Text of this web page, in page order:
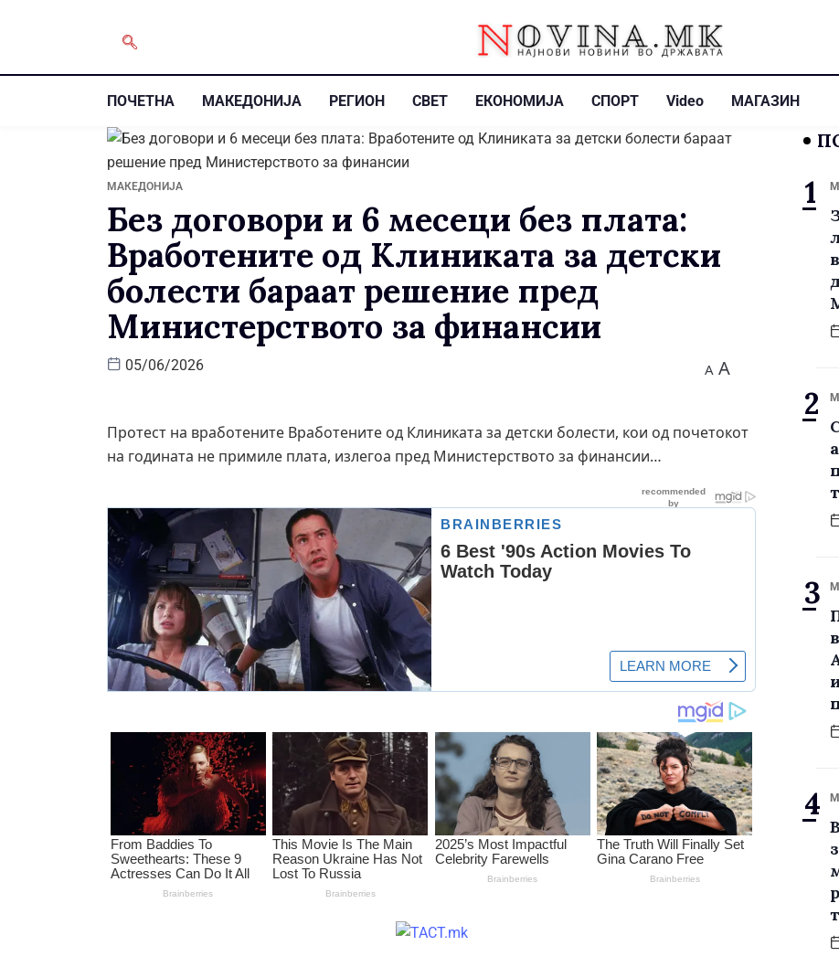
ПОЧЕТНА МАКЕДОНИЈА РЕГИОН СВЕТ ЕКОНОМИЈА СПОРТ Video МАГАЗИН
МАКЕДОНИЈА
Без договори и 6 месеци без плата:
Вработените од Клиниката за детски
болести бараат решение пред
Министерството за финансии
05/06/2026 A A
Протест на вработените Вработените од Клиниката за детски болести, кои од почетокот
на годината не примиле плата, излегоа пред Министерството за финансии…